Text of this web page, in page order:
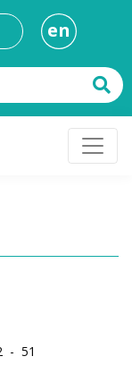
en
- 51